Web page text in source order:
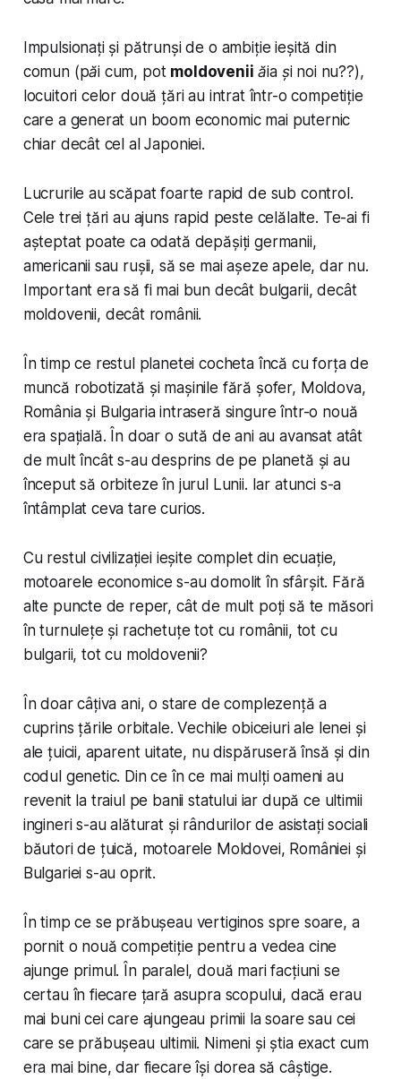
Impulsionați și pătrunși de o ambiție ieșită din
comun (păi cum, pot moldovenii ăia și noi nu??),
locuitori celor două țări au intrat într-o competiție
care a generat un boom economic mai puternic
chiar decât cel al Japoniei.
Lucrurile au scăpat foarte rapid de sub control.
Cele trei țări au ajuns rapid peste celălalte. Te-ai fi
așteptat poate ca odată depășiți germanii,
americanii sau rușii, să se mai așeze apele, dar nu.
Important era să fi mai bun decât bulgarii, decât
moldovenii, decât românii.
În timp ce restul planetei cocheta încă cu forța de
muncă robotizată și mașinile fără șofer, Moldova,
România și Bulgaria intraseră singure într-o nouă
era spațială. În doar o sută de ani au avansat atât
de mult încât s-au desprins de pe planetă și au
început să orbiteze în jurul Lunii. Iar atunci s-a
întâmplat ceva tare curios.
Cu restul civilizației ieșite complet din ecuație,
motoarele economice s-au domolit în sfârșit. Fără
alte puncte de reper, cât de mult poți să te măsori
în turnulețe și rachetuțe tot cu românii, tot cu
bulgarii, tot cu moldovenii?
În doar câțiva ani, o stare de complezență a
cuprins țările orbitale. Vechile obiceiuri ale lenei și
ale țuicii, aparent uitate, nu dispăruseră însă și din
codul genetic. Din ce în ce mai mulți oameni au
revenit la traiul pe banii statului iar după ce ultimii
ingineri s-au alăturat și rândurilor de asistați sociali
băutori de țuică, motoarele Moldovei, României și
Bulgariei s-au oprit.
În timp ce se prăbușeau vertiginos spre soare, a
pornit o nouă competiție pentru a vedea cine
ajunge primul. În paralel, două mari facțiuni se
certau în fiecare țară asupra scopului, dacă erau
mai buni cei care ajungeau primii la soare sau cei
care se prăbușeau ultimii. Nimeni și știa exact cum
era mai bine, dar fiecare își dorea să câștige.